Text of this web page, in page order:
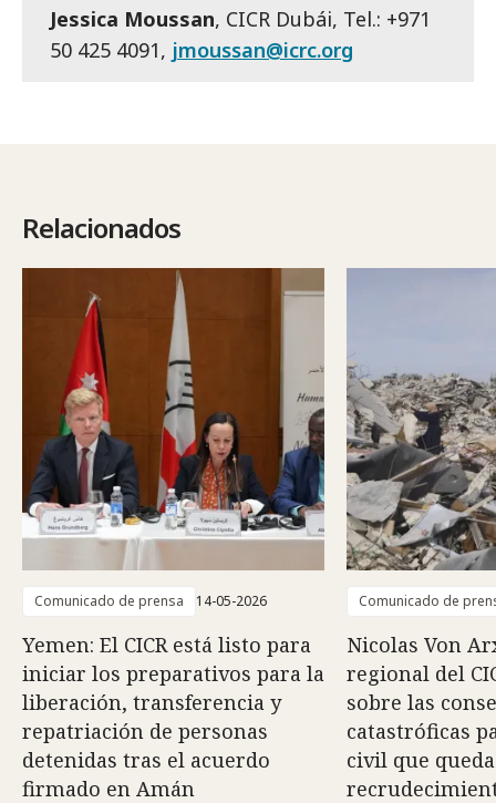
Jessica Moussan, CICR Dubái, Tel.: +971
50 425 4091, jmoussan@icrc.org
Relacionados
Comunicado de prensa 14-05-2026
Yemen: El CICR está listo para
iniciar los preparativos para la
liberación, transferencia y
repatriación de personas
detenidas tras el acuerdo
firmado en Amán
Comunicado de
Nicolas Von
regional del
sobre las
catastróficas
civil que